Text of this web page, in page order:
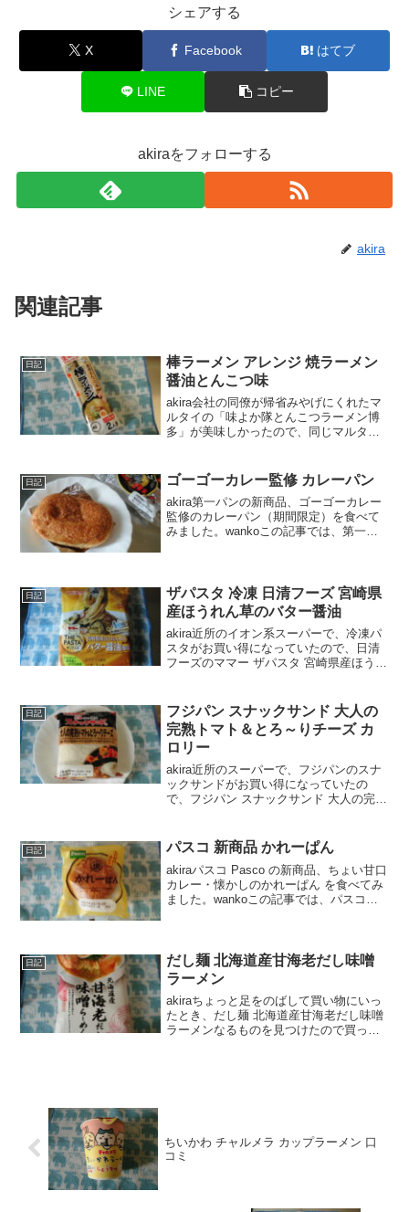
シェアする
X Facebook はてブ
LINE コピー
akiraをフォローする
akira
関連記事
日記
棒ラーメン アレンジ 焼ラーメン
醤油とんこつ味
akira会社の同僚が帰省みやげにくれたマ
ルタイの「味よか隊とんこつラーメン博
多」が美味しかったので、同じマルタイ
しますね。wankoこの記事では、棒ラー
メンのアレンジ...
日記 ゴーゴーカレー監修 カレーパン
akira第一パンの新商品、ゴーゴーカレー
監修のカレーパン（期間限定）を食べて
みました。wankoこの記事では、第一パ
ー監修 カレ...
日記
ザパスタ 冷凍 日清フーズ 宮崎県
産ほうれん草のバター醤油
akira近所のイオン系スーパーで、冷凍パ
スタがお買い得になっていたので、日清
フーズのママー ザパスタ 宮崎県産ほうれ
フーズ ママー ザパスタ 宮崎県産ほうれ
ん草...
日記
フジパン スナックサンド 大人の
完熟トマト＆とろ～りチーズ カ
ロリー
akira近所のスーパーで、フジパンのスナ
ックサンドがお買い得になっていたの
で、フジパン スナックサンド 大人の完熟
ックサンド フジパン スナックサンド 大
人の...
日記 パスコ 新商品 かれーぱん
akiraパスコ Pasco の新商品、ちょい甘口
カレー・懐かしのかれーぱん を食べてみ
ました。wankoこの記事では、パスコ
日記
だし麺 北海道産甘海老だし味噌
ラーメン
akiraちょっと足をのばして買い物にいっ
たとき、だし麺 北海道産甘海老だし味噌
ラーメンなるものを見つけたので買った
ちいかわ チャルメラ カップラーメン 口
コミ